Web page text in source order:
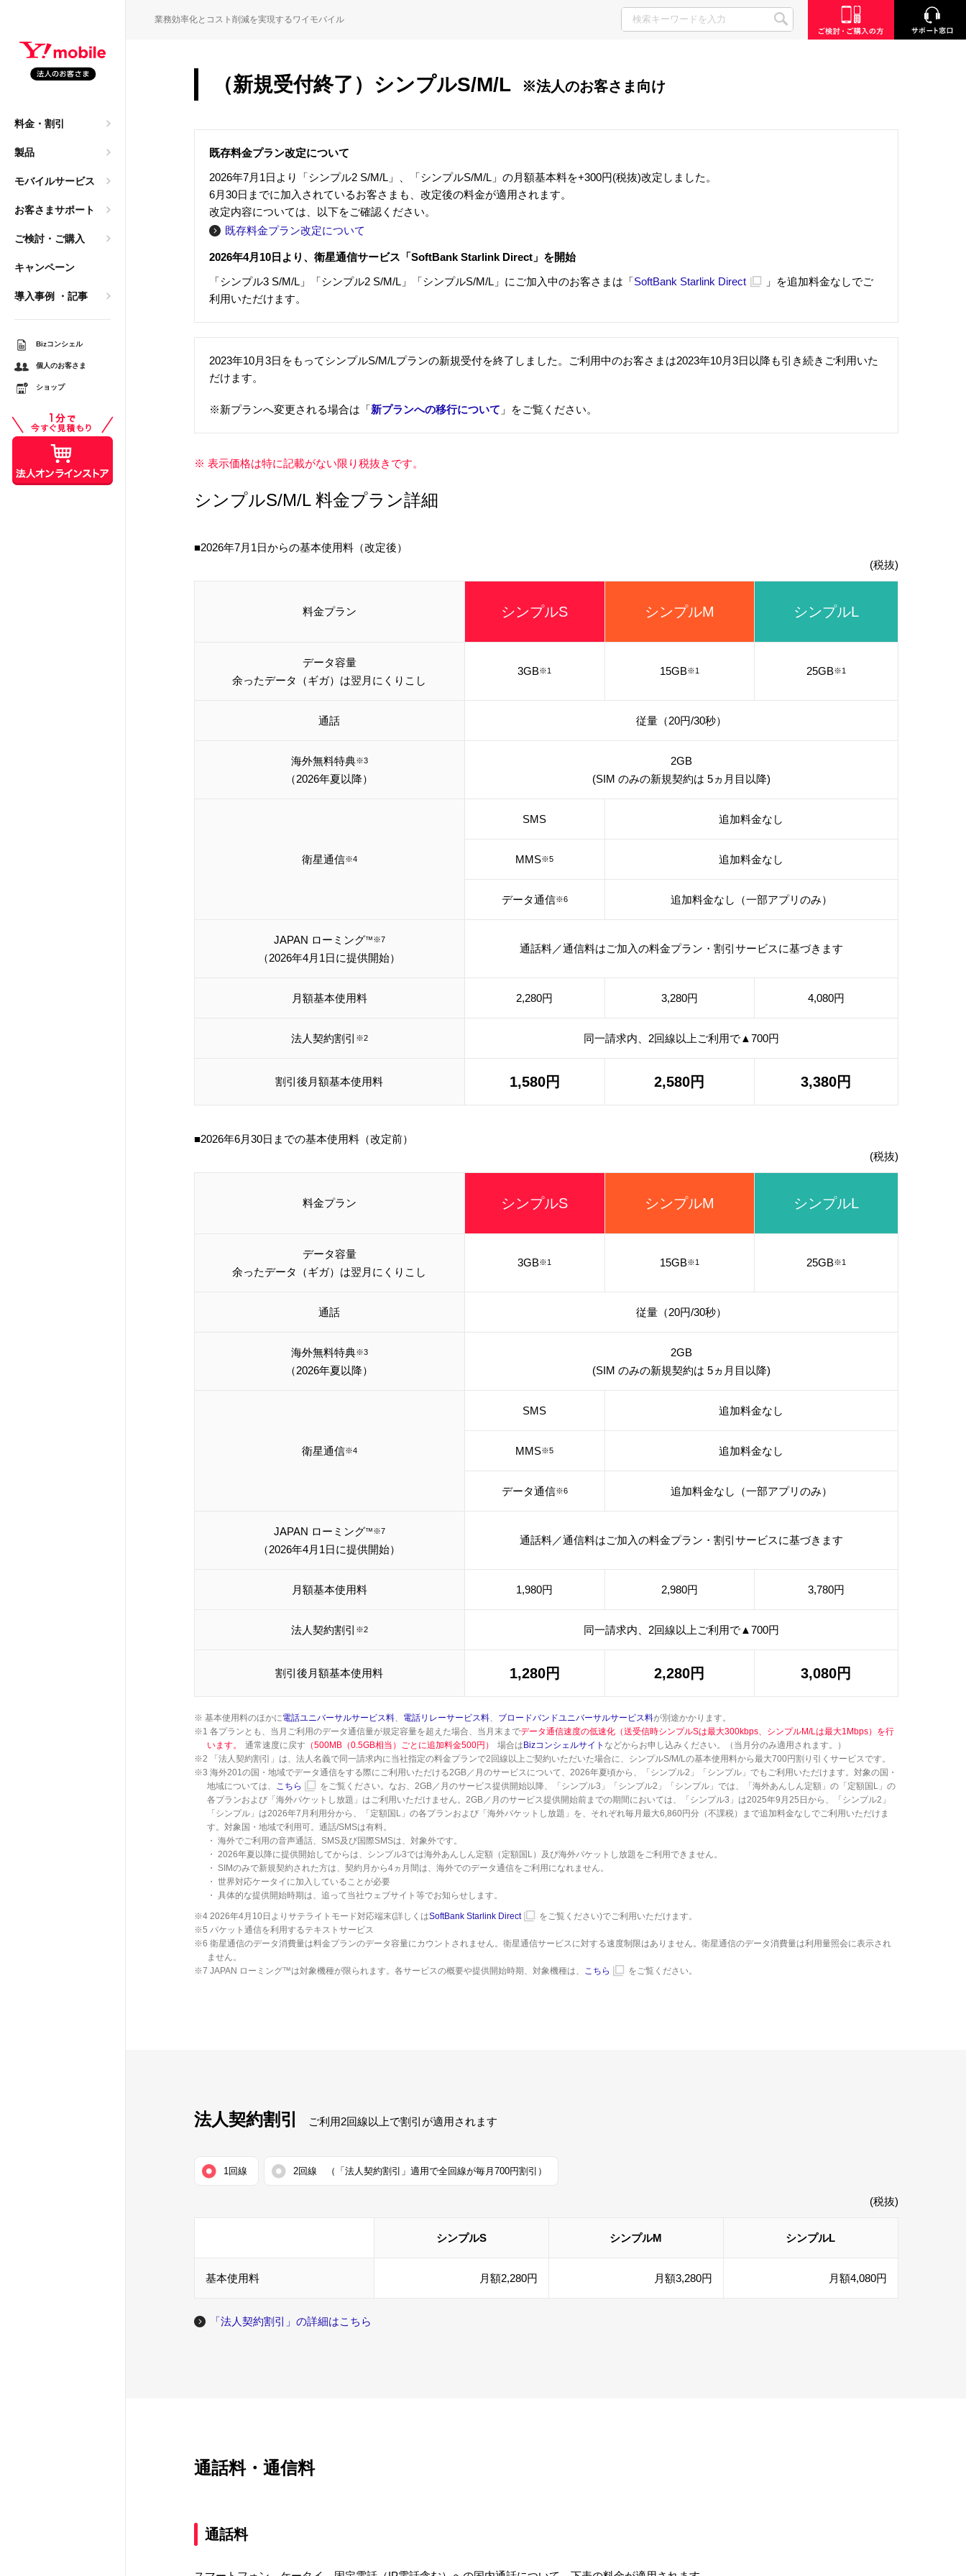
料金・割引
製品
モバイルサービス
お客さまサポート
ご検討・ご購入
キャンペーン
導入事例 ・記事
人携帯へ。レンタ
年？「まだ使える」
換え
リットとは？ スマ
Bizコンシェル
個人のお客さま
ショップ
業務効率化とコスト削減を実現するワイモバイル
SEARCH
サポート窓口
（新規受付終了）シンプルS/M/L ※法人のお客さま向け
既存料金プラン改定について
2026年7月1日より「シンプル2 S/M/L」、「シンプルS/M/L」の月額基本料を+300円(税抜)改定しました。
6月30日までに加入されているお客さまも、改定後の料金が適用されます。
改定内容については、以下をご確認ください。
既存料金プラン改定について
2026年4月10日より、衛星通信サービス「SoftBank Starlink Direct」を開始
「シンプル3 S/M/L」「シンプル2 S/M/L」「シンプルS/M/L」にご加入中のお客さまは「SoftBank Starlink Direct
」を追加料金なしでご
利用いただけます。
2023年10月3日をもってシンプルS/M/Lプランの新規受付を終了しました。ご利用中のお客さまは2023年10月3日以降も引き続きご利用いた
だけます。
※新プランへ変更される場合は「新プランへの移行について 」をご覧ください。
※ 表示価格は特に記載がない限り税抜きです。
シンプルS/M/L 料金プラン詳細
■2026年7月1日からの基本使用料（改定後）
(税抜)
料金プラン シンプルS シンプルM シンプルL
データ容量
余ったデータ（ギガ）は翌月にくりこし
3GB※1 15GB※1 25GB※1
通話 従量（20円/30秒）
海外無料特典※3
（2026年夏以降）
2GB
(SIM のみの新規契約は 5ヵ月目以降)
衛星通信※4
SMS 追加料金なし
MMS※5 追加料金なし
データ通信※6 追加料金なし（一部アプリのみ）
JAPAN ローミング™※7
（2026年4月1日に提供開始）
通話料／通信料はご加入の料金プラン・割引サービスに基づきます
月額基本使用料 2,280円 3,280円 4,080円
法人契約割引 ※2 同一請求内、2回線以上ご利用で▲700円
割引後月額基本使用料 1,580円 2,580円 3,380円
■2026年6月30日までの基本使用料（改定前）
(税抜)
料金プラン シンプルS シンプルM シンプルL
データ容量
余ったデータ（ギガ）は翌月にくりこし
3GB※1 15GB※1 25GB※1
通話 従量（20円/30秒）
海外無料特典※3
（2026年夏以降）
2GB
(SIM のみの新規契約は 5ヵ月目以降)
衛星通信※4
SMS 追加料金なし
MMS※5 追加料金なし
データ通信※6 追加料金なし（一部アプリのみ）
JAPAN ローミング™※7
（2026年4月1日に提供開始）
通話料／通信料はご加入の料金プラン・割引サービスに基づきます
月額基本使用料 1,980円 2,980円 3,780円
法人契約割引 ※2 同一請求内、2回線以上ご利用で▲700円
割引後月額基本使用料 1,280円 2,280円 3,080円
※ 基本使用料のほかに電話ユニバーサルサービス料、 電話リレーサービス料、 ブロードバンドユニバーサルサービス料が別途かかります。
※1 各プランとも、当月ご利用のデータ通信量が規定容量を超えた場合、当月末までデータ通信速度の低速化（送受信時シンプルSは最大300kbps、シンプルM/Lは最大1Mbps）を行
います。
通常速度に戻す （500MB（0.5GB相当）ごとに追加料金500円） 場合は Bizコンシェルサイト などからお申し込みください。（当月分のみ適用されます。）
※2 「法人契約割引」は、法人名義で同一請求内に当社指定の料金プランで2回線以上ご契約いただいた場合に、シンプルS/M/Lの基本使用料から最大700円割り引くサービスです。
※3 海外201の国・地域でデータ通信をする際にご利用いただける2GB／月のサービスについて、2026年夏頃から、「シンプル2」「シンプル」でもご利用いただけます。対象の国・
地域については、
こちら
をご覧ください。なお、2GB／月のサービス提供開始以降、「シンプル3」「シンプル2」「シンプル」では、「海外あんしん定額」の「定額国L」の
各プランおよび「海外パケットし放題」はご利用いただけません。2GB／月のサービス提供開始前までの期間においては、「シンプル3」は2025年9月25日から、「シンプル2」
「シンプル」は2026年7月利用分から、「定額国L」の各プランおよび「海外パケットし放題」を、それぞれ毎月最大6,860円分（不課税）まで追加料金なしでご利用いただけま
す。対象国・地域で利用可。通話/SMSは有料。
・ 海外でご利用の音声通話、SMS及び国際SMSは、対象外です。
・ 2026年夏以降に提供開始してからは、シンプル3では海外あんしん定額（定額国L）及び海外パケットし放題をご利用できません。
・ SIMのみで新規契約された方は、契約月から4ヵ月間は、海外でのデータ通信をご利用になれません。
・ 世界対応ケータイに加入していることが必要
・ 具体的な提供開始時期は、追って当社ウェブサイト等でお知らせします。
※4 2026年4月10日よりサテライトモード対応端末(詳しくはSoftBank Starlink Direct
をご覧ください)でご利用いただけます。
※5 パケット通信を利用するテキストサービス
※6 衛星通信のデータ消費量は料金プランのデータ容量にカウントされません。衛星通信サービスに対する速度制限はありません。衛星通信のデータ消費量は利用量照会に表示され
ません。
※7 JAPAN ローミング™は対象機種が限られます。各サービスの概要や提供開始時期、対象機種は、
こちら をご覧ください。
法人契約割引 ご利用2回線以上で割引が適用されます
1回線 2回線 （「法人契約割引」適用で全回線が毎月700円割引）
(税抜)
シンプルS シンプルM シンプルL
基本使用料 月額2,280円 月額3,280円 月額4,080円
「法人契約割引」の詳細はこちら
通話料・通信料
通話料